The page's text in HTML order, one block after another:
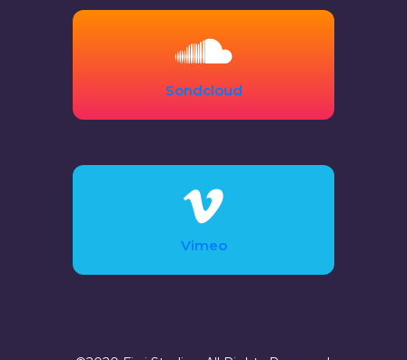
Sondcloud
Vimeo